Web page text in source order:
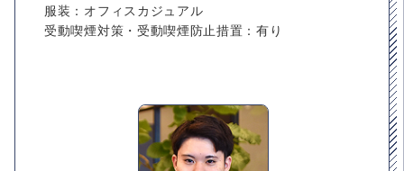
服装：オフィスカジュアル
受動喫煙対策・受動喫煙防止措置：有り